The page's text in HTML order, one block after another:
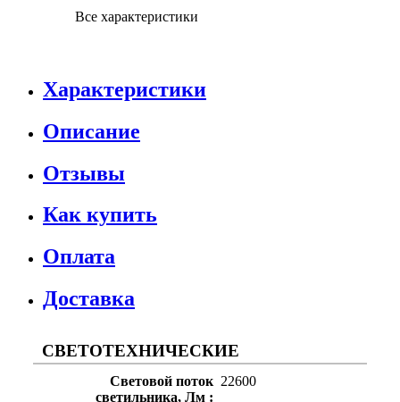
Все характеристики
Характеристики
Описание
Отзывы
Как купить
Оплата
Доставка
СВЕТОТЕХНИЧЕСКИЕ
Световой поток
светильника, Лм
22600